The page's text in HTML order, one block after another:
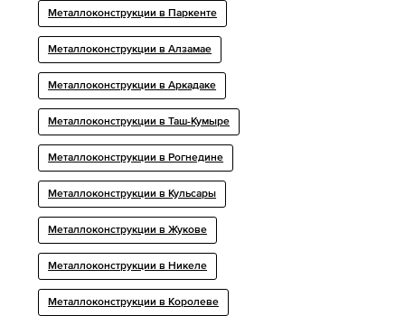
Металлоконструкции в Паркенте
Металлоконструкции в Алзамае
Металлоконструкции в Аркадаке
Металлоконструкции в Таш-Кумыре
Металлоконструкции в Рогнедине
Металлоконструкции в Кульсары
Металлоконструкции в Жукове
Металлоконструкции в Никеле
Металлоконструкции в Королеве